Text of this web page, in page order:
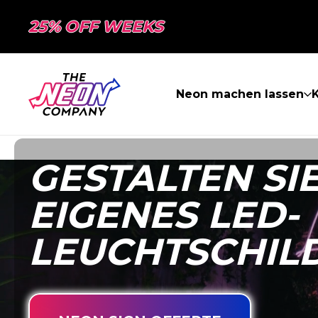
25% OFF WEEKS
Neon machen lassen
GESTALTEN
EIGENES LED-